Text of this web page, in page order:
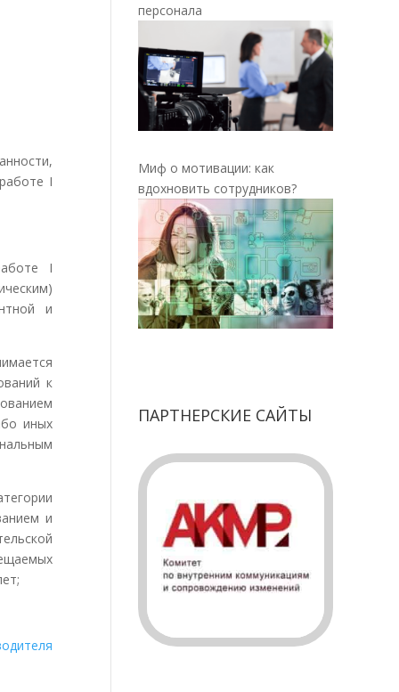
I
I
и
к
иных
и
персонала
Миф о мотивации: как
вдохновить сотрудников?
ПАРТНЕРСКИЕ САЙТЫ